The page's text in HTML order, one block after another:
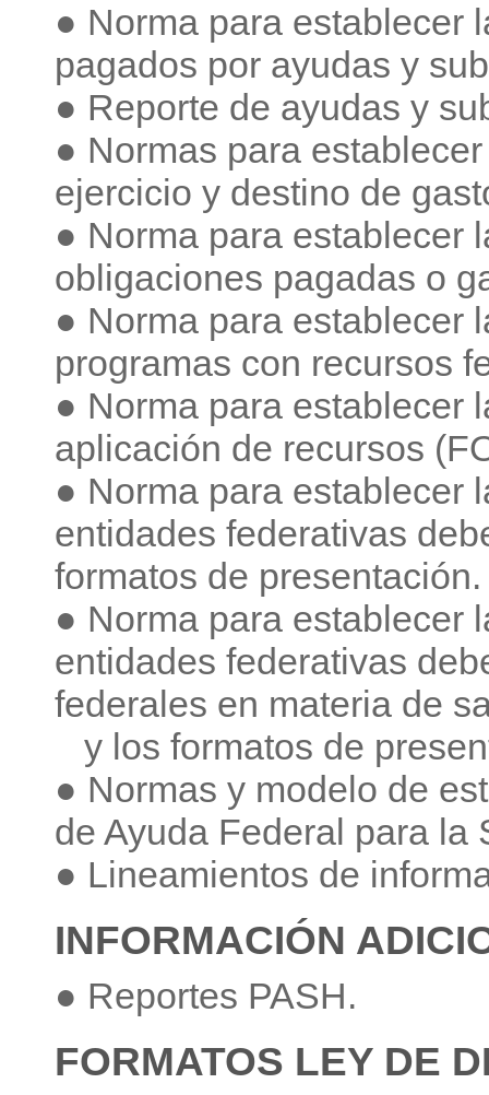
● Norma para establecer
pagados por ayudas y
● Reporte de ayudas y
● Normas para
ejercicio y destino de
● Norma para establecer
obligaciones pagadas o
● Norma para establecer
programas con recursos
● Norma para establecer
aplicación de recursos
● Norma para establecer
entidades federativas
formatos de presentación.
● Norma para establecer
entidades federativas
federales en materia de
y los formatos de
● Normas y modelo de
de Ayuda Federal para la
● Lineamientos de
INFORMACIÓN
● Reportes PASH.
FORMATOS LEY DE